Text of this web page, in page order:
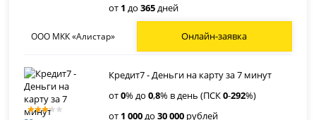
от 1 до365дней
ООО МКК «Алистар» Онлайн-заявка
Кредит7 - Деньги на карту за 7 минут
от0% до0,8% в день (ПСК0-292%)
от 1 000до30 000 рублей